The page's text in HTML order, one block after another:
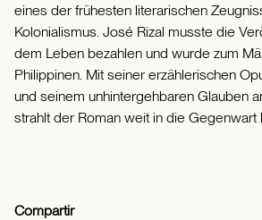
eines der frühesten literarischen
Kolonialismus. José Rizal musste die
dem Leben bezahlen und wurde zum
Philippinen. Mit seiner erzählerischen
und seinem unhintergehbaren Glauben
strahlt der Roman weit in die Gegenwart
Compartir